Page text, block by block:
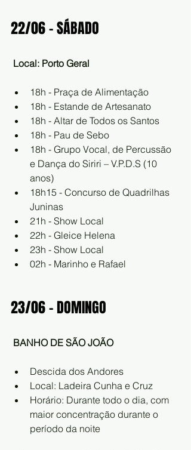
22/06 – SÁBADO
Local: Porto Geral
18h - Praça de Alimentação
18h - Estande de Artesanato
18h - Altar de Todos os Santos
18h - Pau de Sebo
18h - Grupo Vocal, de Percussão
e Dança do Siriri – V.P.D.S (10
anos)
18h15 - Concurso de Quadrilhas
Juninas
21h - Show Local
22h - Gleice Helena
23h - Show Local
02h - Marinho e Rafael
23/06 – DOMINGO
BANHO DE SÃO JOÃO
Descida dos Andores
Local: Ladeira Cunha e Cruz
Horário: Durante todo o dia, com
maior concentração durante o
período da noite